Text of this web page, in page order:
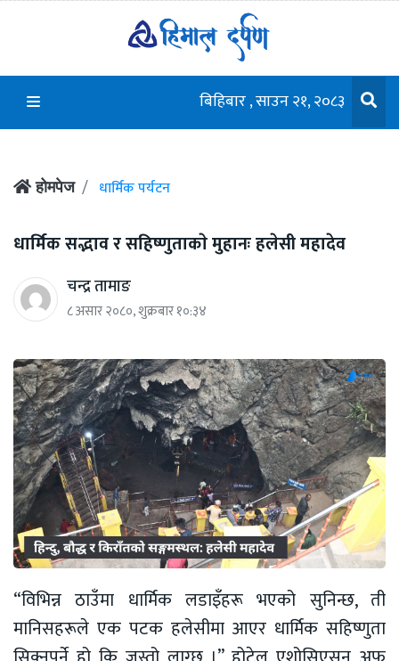
बिहिबार , साउन २१, २०८३
होमपेज धार्मिक पर्यटन
धार्मिक सद्भाव र सहिष्णुताकाे मुहानः हलेसी महादेव
चन्द्र तामाङ
८ असार २०८०, शुक्रबार १०:३४
“विभिन्न ठाउँमा धार्मिक लडाइँहरू भएको सुनिन्छ, ती
मानिसहरूले एक पटक हलेसीमा आएर धार्मिक सहिष्णुता